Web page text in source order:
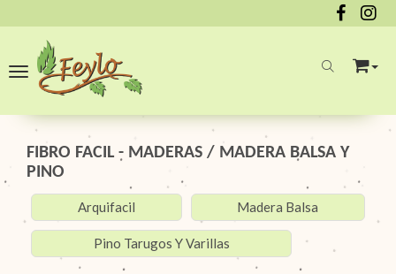
Toggle navigation
FIBRO FACIL - MADERAS / MADERA BALSA Y
PINO
Arquifacil Madera Balsa
Pino Tarugos Y Varillas